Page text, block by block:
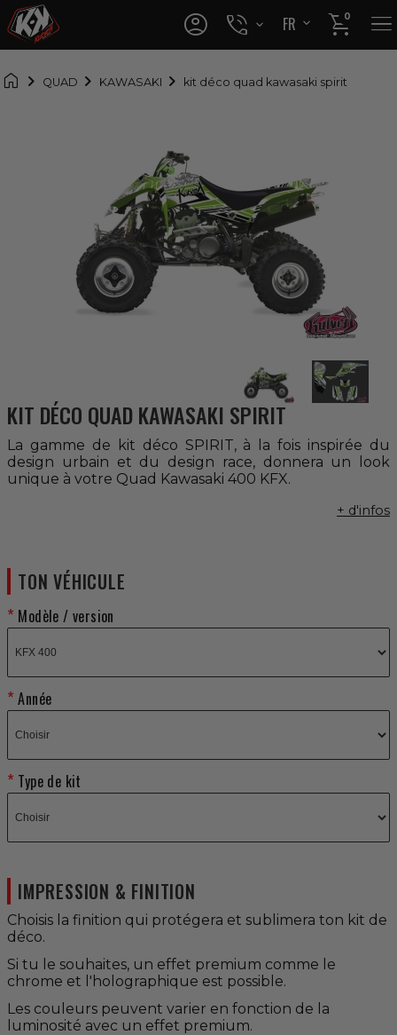
 
FR
EN

0 
 QUAD KAWASAKI kit déco quad kawasaki spirit
KIT DÉCO QUAD KAWASAKI SPIRIT
La gamme de kit déco SPIRIT, à la fois inspirée du
design urbain et du design race, donnera un look
unique à votre Quad Kawasaki 400 KFX.
+ d'infos
TON VÉHICULE
Modèle / version
Année
Type de kit
IMPRESSION & FINITION
Choisis la finition qui protégera et sublimera ton kit de
déco.
Si tu le souhaites, un effet premium comme le
chrome et l'holographique est possible.
Les couleurs peuvent varier en fonction de la
luminosité avec un effet premium.